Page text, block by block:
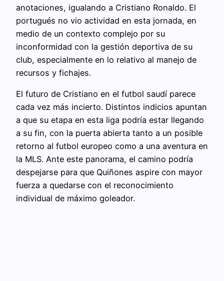
anotaciones, igualando a Cristiano Ronaldo. El
portugués no vio actividad en esta jornada, en
medio de un contexto complejo por su
inconformidad con la gestión deportiva de su
club, especialmente en lo relativo al manejo de
recursos y fichajes.
El futuro de Cristiano en el futbol saudí parece
cada vez más incierto. Distintos indicios apuntan
a que su etapa en esta liga podría estar llegando
a su fin, con la puerta abierta tanto a un posible
retorno al futbol europeo como a una aventura en
la MLS. Ante este panorama, el camino podría
despejarse para que Quiñones aspire con mayor
fuerza a quedarse con el reconocimiento
individual de máximo goleador.